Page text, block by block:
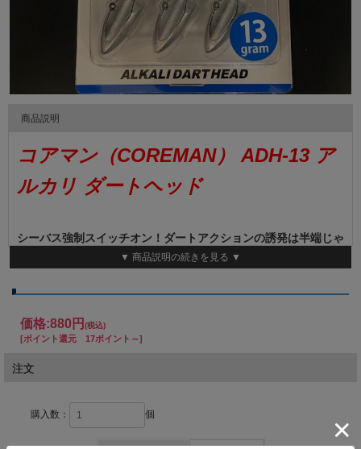
商品説明
コアマン（COREMAN） ADH-13 ア
ルカリ ダートヘッド
シーバス強制スイッチオン！ダートアクションの誘発は半端じゃ
シーバスデイゲームの最前線で、高い釣果を出し続けているコア
るスペシャルジグヘッド。
計算され尽くしたヘッドデザインがアルカリにジャストマッチ。
軽いチカラでもジグヘッドリグを水中で大きく左右にダートさせ
抗が少ないのが特徴。
これは長時間のゲームでも疲労が少なく、大きなアドバンテージ
▼ 商品説明の続きを見る ▼
価格:880円 (税込)
[ポイント還元 17ポイント～]
注文
購入数： 個